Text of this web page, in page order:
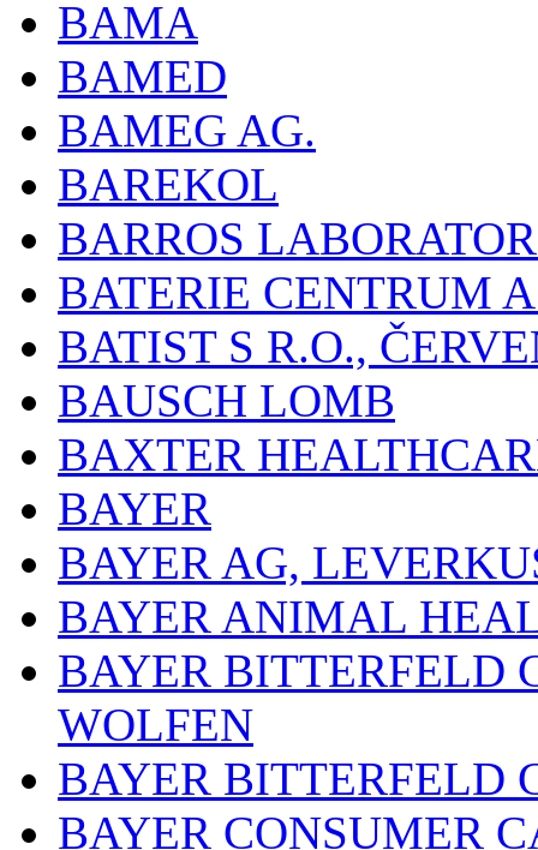
BAMA
BAMED
BAMEG AG.
BAREKOL
BARROS
BATERIE CENTRUM
BATIST S R.O.,
BAUSCH LOMB
BAXTER
BAYER
BAYER AG,
BAYER ANIMAL
BAYER BITTERFELD
WOLFEN
BAYER BITTERFELD
BAYER CONSUMER